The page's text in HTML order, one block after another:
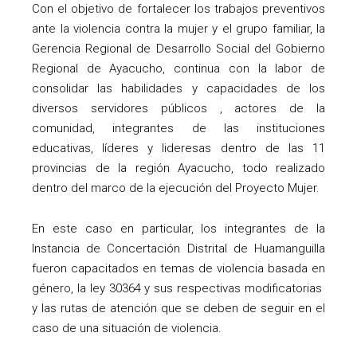
Con el objetivo de fortalecer los trabajos preventivos
ante la violencia contra la mujer y el grupo familiar, la
Gerencia Regional de Desarrollo Social del Gobierno
Regional de Ayacucho, continua con la labor de
consolidar las habilidades y capacidades de los
diversos servidores públicos , actores de la
comunidad, integrantes de las instituciones
educativas, líderes y lideresas dentro de las 11
provincias de la región Ayacucho, todo realizado
dentro del marco de la ejecución del Proyecto Mujer.
En este caso en particular, los integrantes de la
Instancia de Concertación Distrital de Huamanguilla
fueron capacitados en temas de violencia basada en
género, la ley 30364 y sus respectivas modificatorias
y las rutas de atención que se deben de seguir en el
caso de una situación de violencia.